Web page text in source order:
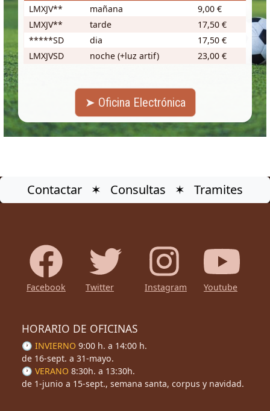
LMXJV**
mañana
9,00 €
LMXJV**
tarde
17,50 €
*****SD
dia
17,50 €
LMXJVSD
noche (+luz artif) 23,00 €
➤ Oficina Electrónica
Contactar ✶ Consultas ✶ Tramites
Facebook Twitter Instagram Youtube
HORARIO DE OFICINAS
🕐 INVIERNO 9:00 h. a 14:00 h.
de 16-sept. a 31-mayo.
🕐 VERANO 8:30h. a 13:30h.
de 1-junio a 15-sept., semana santa, corpus y navidad.